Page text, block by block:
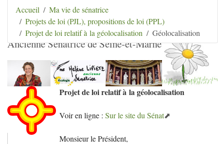
Aller au contenu Aller au menu
secondaire | Aller à la recherche
Hélène Lipietz
Ancienne Sénatrice de Seine-et-Marne
Accueil
Ma vie de sénatrice
Projets de loi (PJL), propositions de loi (PPL)
Projet de loi relatif à la géolocalisation
Géolocalisation
Projet de loi relatif à la géolocalisation
Voir en ligne :Sur le site du Sénat
Monsieur le Président,